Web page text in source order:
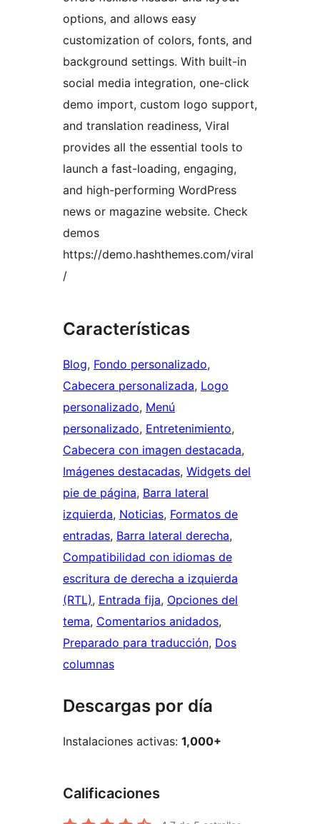
options, and allows easy
customization of colors, fonts, and
background settings. With built-in
social media integration, one-click
demo import, custom logo support,
and translation readiness, Viral
provides all the essential tools to
launch a fast-loading, engaging,
and high-performing WordPress
news or magazine website. Check
demos
https://demo.hashthemes.com/viral
/
Características
Blog, Fondo personalizado
Cabecera personalizada, Logo
personalizado, Menú
personalizado, Entretenimiento
Cabecera con imagen destacada
Imágenes destacadas, Widgets del
pie de página, Barra lateral
izquierda, Noticias, Formatos de
entradas, Barra lateral derecha
Compatibilidad con idiomas de
escritura de derecha a izquierda
(RTL), Entrada fija, Opciones del
tema, Comentarios anidados
Preparado para traducción, Dos
columnas
Descargas por día
Instalaciones activas: 1,000+
Calificaciones